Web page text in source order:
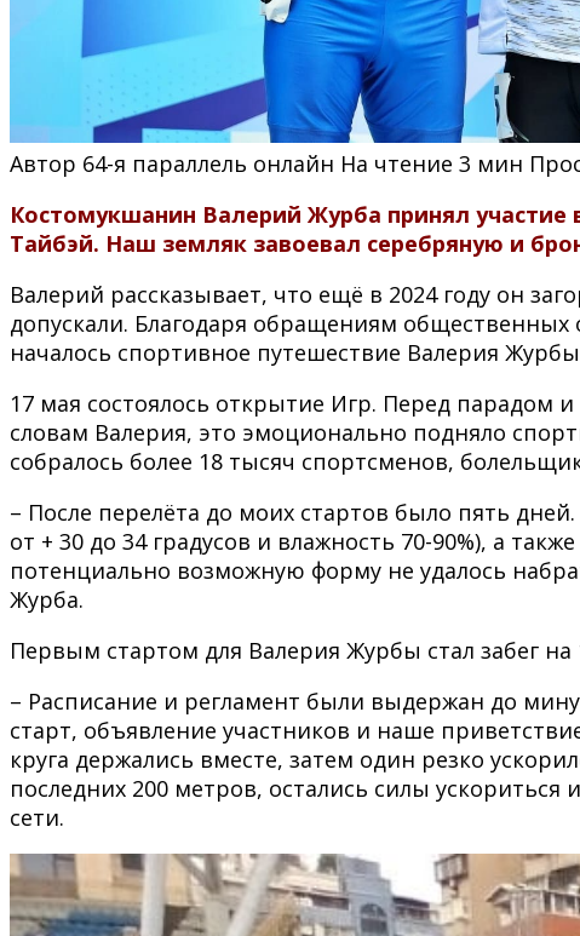
Автор 64-я параллель онлайн На чтение 3 мин
Костомукшанин Валерий Журба принял
Тайбэй. Наш земляк завоевал серебряную и
Валерий рассказывает, что ещё в 2024 году он
допускали. Благодаря обращениям
началось спортивное путешествие Валерия
17 мая состоялось открытие Игр. Перед
словам Валерия, это эмоционально подняло
собралось более 18 тысяч спортсменов,
– После перелёта до моих стартов было пять
от + 30 до 34 градусов и влажность 70-90%), а
потенциально возможную форму не удалось
Журба.
Первым стартом для Валерия Журбы стал забег
– Расписание и регламент были выдержан до
старт, объявление участников и наше
круга держались вместе, затем один резко
последних 200 метров, остались силы
сети.